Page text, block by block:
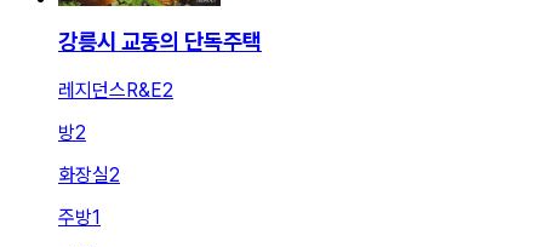
강릉시 교동의 단독주택
레지던스R&E2
방2
화장실2
주방1